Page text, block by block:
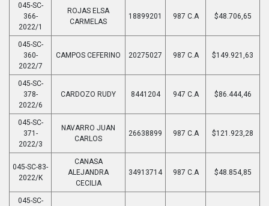
045-SC-
366-
2022/1
ROJAS ELSA
CARMELAS
18899201 987 C.A $48.706,65
045-SC-
360-
2022/7
CAMPOS CEFERINO 20275027 987 C.A $149.921,63
045-SC-
378-
2022/6
CARDOZO RUDY 8441204 947 C.A $86.444,46
045-SC-
371-
2022/3
NAVARRO JUAN
CARLOS
26638899 987 C.A $121.923,28
045-SC-83-
2022/K
CANASA
ALEJANDRA
CECILIA
34913714 987 C.A $48.854,85
045-SC-